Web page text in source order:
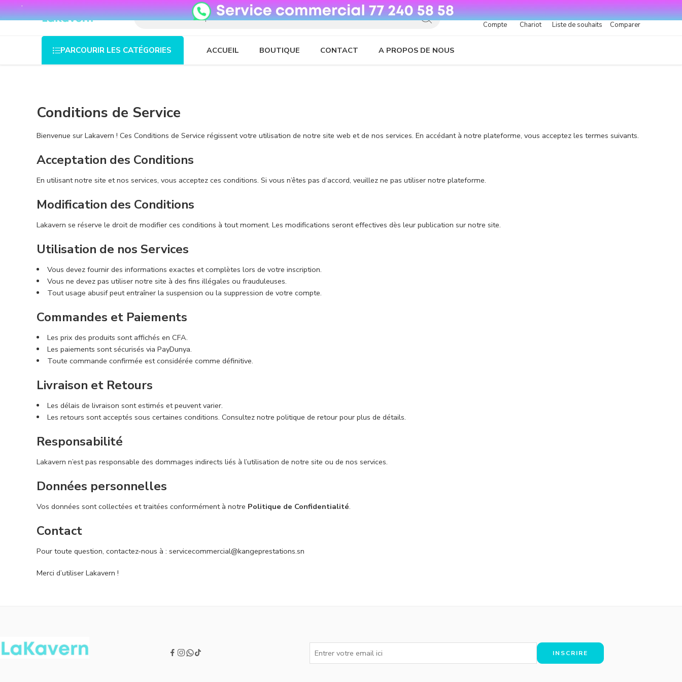
08o35epzeyex8vmjn04i2j4algz26o
Compte Chariot Liste de souhaits Comparer
PARCOURIR LES CATÉGORIES ACCUEIL BOUTIQUE CONTACT A PROPOS DE NOUS
Conditions de Service
Bienvenue sur Lakavern ! Ces Conditions de Service régissent votre utilisation de notre site web et de nos services. En accédant à notre plateforme, vous acceptez les termes suivants.
Acceptation des Conditions
En utilisant notre site et nos services, vous acceptez ces conditions. Si vous n’êtes pas d’accord, veuillez ne pas utiliser notre plateforme.
Modification des Conditions
Lakavern se réserve le droit de modifier ces conditions à tout moment. Les modifications seront effectives dès leur publication sur notre site.
Utilisation de nos Services
Vous devez fournir des informations exactes et complètes lors de votre inscription.
Vous ne devez pas utiliser notre site à des fins illégales ou frauduleuses.
Tout usage abusif peut entraîner la suspension ou la suppression de votre compte.
Commandes et Paiements
Les prix des produits sont affichés en CFA.
Les paiements sont sécurisés via PayDunya.
Toute commande confirmée est considérée comme définitive.
Livraison et Retours
Les délais de livraison sont estimés et peuvent varier.
Les retours sont acceptés sous certaines conditions. Consultez notre politique de retour pour plus de détails.
Responsabilité
Lakavern n’est pas responsable des dommages indirects liés à l’utilisation de notre site ou de nos services.
Données personnelles
Vos données sont collectées et traitées conformément à notre Politique de Confidentialité.
Contact
Pour toute question, contactez-nous à : servicecommercial@kangeprestations.sn
Merci d’utiliser Lakavern !